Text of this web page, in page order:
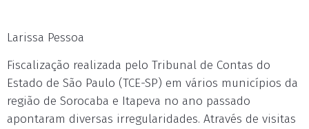
Larissa Pessoa
Fiscalização realizada pelo Tribunal de Contas do
Estado de São Paulo (TCE-SP) em vários municípios da
região de Sorocaba e Itapeva no ano passado
apontaram diversas irregularidades. Através de visitas